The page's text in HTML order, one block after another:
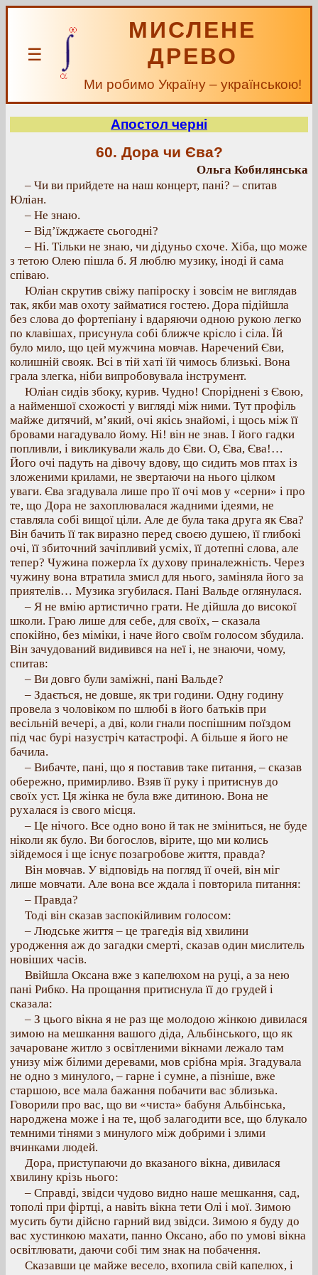
☰
МИСЛЕНЕ
ДРЕВО
Ми робимо Україну – українською!
Апостол черні
60. Дора чи Єва?
Ольга Кобилянська
– Чи ви прийдете на наш концерт, пані? – спитав
Юліан.
– Не знаю.
– Від’їжджаєте сьогодні?
– Ні. Тільки не знаю, чи дідуньо схоче. Хіба, що може
з тетою Олею пішла б. Я люблю музику, іноді й сама
співаю.
Юліан скрутив свіжу папіроску і зовсім не виглядав
так, якби мав охоту займатися гостею. Дора підійшла
без слова до фортепіану і вдаряючи одною рукою легко
по клавішах, присунула собі ближче крісло і сіла. Їй
було мило, що цей мужчина мовчав. Наречений Єви,
колишній свояк. Всі в тій хаті їй чимось близькі. Вона
грала злегка, ніби випробовувала інструмент.
Юліан сидів збоку, курив. Чудно! Споріднені з Євою,
а найменшої схожості у вигляді між ними. Тут профіль
майже дитячий, м’який, очі якісь знайомі, і щось між її
бровами нагадувало йому. Ні! він не знав. І його гадки
попливли, і викликували жаль до Єви. О, Єва, Єва!…
Його очі падуть на дівочу вдову, що сидить мов птах із
зложеними крилами, не звертаючи на нього цілком
уваги. Єва згадувала лише про її очі мов у «серни» і про
те, що Дора не захоплювалася жадними ідеями, не
ставляла собі вищої ціли. Але де була така друга як Єва?
Він бачить її так виразно перед своєю душею, її глибокі
очі, її збиточний зачіпливий усміх, її дотепні слова, але
тепер? Чужина пожерла їх духову приналежність. Через
чужину вона втратила змисл для нього, заміняла його за
приятелів… Музика згубилася. Пані Вальде оглянулася.
– Я не вмію артистично грати. Не дійшла до високої
школи. Граю лише для себе, для своїх, – сказала
спокійно, без міміки, і наче його своїм голосом збудила.
Він зачудований видивився на неї і, не знаючи, чому,
спитав:
– Ви довго були заміжні, пані Вальде?
– Здається, не довше, як три години. Одну годину
провела з чоловіком по шлюбі в його батьків при
весільній вечері, а дві, коли гнали поспішним поїздом
під час бурі назустріч катастрофі. А більше я його не
бачила.
– Вибачте, пані, що я поставив таке питання, – сказав
обережно, примирливо. Взяв її руку і притиснув до
своїх уст. Ця жінка не була вже дитиною. Вона не
рухалася із свого місця.
– Це нічого. Все одно воно й так не зміниться, не буде
ніколи як було. Ви богослов, вірите, що ми колись
зійдемося і ще існує позагробове життя, правда?
Він мовчав. У відповідь на погляд її очей, він міг
лише мовчати. Але вона все ждала і повторила питання:
– Правда?
Тоді він сказав заспокійливим голосом:
– Людське життя – це трагедія від хвилини
уродження аж до загадки смерті, сказав один мислитель
новіших часів.
Ввійшла Оксана вже з капелюхом на руці, а за нею
пані Рибко. На прощання притиснула її до грудей і
сказала:
– З цього вікна я не раз ще молодою жінкою дивилася
зимою на мешкання вашого діда, Альбінського, що як
зачароване житло з освітленими вікнами лежало там
унизу між білими деревами, мов срібна мрія. Згадувала
не одно з минулого, – гарне і сумне, а пізніше, вже
старшою, все мала бажання побачити вас зблизька.
Говорили про вас, що ви «чиста» бабуня Альбінська,
народжена може і на те, щоб залагодити все, що блукало
темними тінями з минулого між добрими і злими
вчинками людей.
Дора, приступаючи до вказаного вікна, дивилася
хвилину крізь нього:
– Справді, звідси чудово видно наше мешкання, сад,
тополі при фіртці, а навіть вікна тети Олі і мої. Зимою
мусить бути дійсно гарний вид звідси. Зимою я буду до
вас хустинкою махати, панно Оксано, або по умові вікна
освітлювати, даючи собі тим знак на побачення.
Сказавши це майже весело, вхопила свій капелюх, і